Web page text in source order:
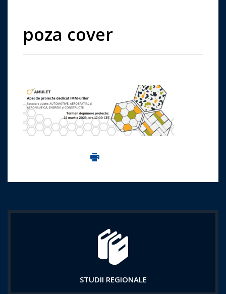
poza cover
Imprima aceasta pagina
STUDII REGIONALE